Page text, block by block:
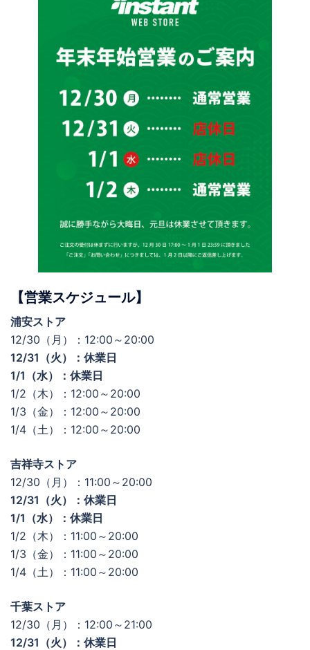
【営業スケジュール】
浦安ストア
12/30（月）：12:00～20:00
12/31（火）：休業日
1/1（水）：休業日
1/2（木）：12:00～20:00
1/3（金）：12:00～20:00
1/4（土）：12:00～20:00
吉祥寺ストア
12/30（月）：11:00～20:00
12/31（火）：休業日
1/1（水）：休業日
1/2（木）：11:00～20:00
1/3（金）：11:00～20:00
1/4（土）：11:00～20:00
千葉ストア
12/30（月）：12:00～21:00
12/31（火）：休業日